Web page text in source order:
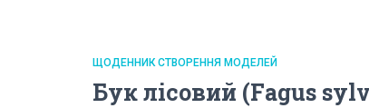
ЩОДЕННИК СТВОРЕННЯ МОДЕЛЕЙ
Бук лісовий (Fagus